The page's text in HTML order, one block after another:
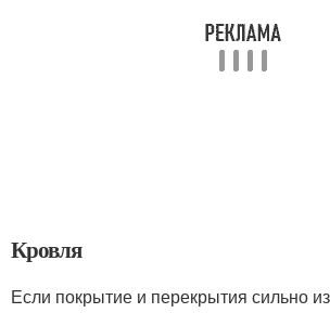
Кровля
Если покрытие и перекрытия сильно